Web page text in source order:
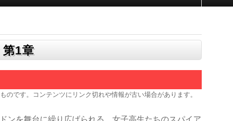
1章
のです。コンテンツにリンク切れや情報が古い場合があります。
ンを舞台に繰り広げられる、女子高生たちのスパイア